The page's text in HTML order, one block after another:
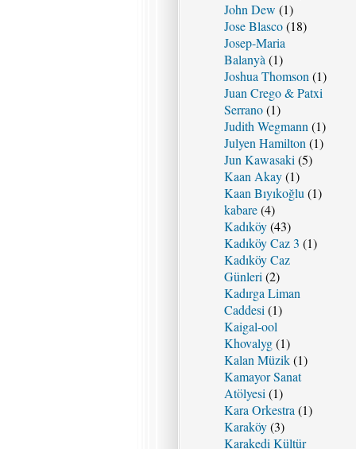
John Dew (1)
Jose Blasco(18)
Josep-Maria
Balanyà (1)
Joshua Thomson (1)
Juan Crego & Patxi
Serrano(1)
Judith Wegmann (1)
Julyen Hamilton (1)
Jun Kawasaki (5)
Kaan Akay(1)
Kaan Bıyıkoğlu (1)
kabare(4)
Kadıköy(43)
Kadıköy Caz 3 (1)
Kadıköy Caz
Günleri (2)
Kadırga Liman
Caddesi (1)
Kaigal-ool
Khovalyg(1)
Kalan Müzik(1)
Kamayor Sanat
Atölyesi (1)
Kara Orkestra (1)
Karaköy(3)
Karakedi Kültür